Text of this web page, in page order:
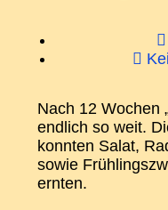
Nach 12 Wochen
endlich so weit.
konnten Salat,
sowie
ernten.